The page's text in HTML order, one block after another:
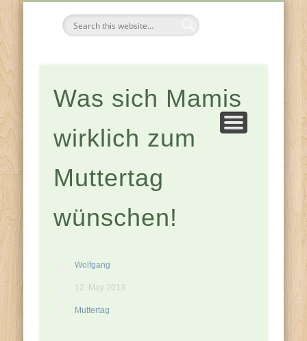
Tischdeko-
Ideen
Was sich Mamis
wirklich zum
Muttertag
wünschen!
Wolfgang
12. May 2013
Muttertag